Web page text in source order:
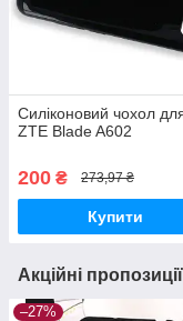
Силіконовий чохол
ZTE Blade A602
200 ₴ 273,97 ₴
Купити
Акційні
–27%